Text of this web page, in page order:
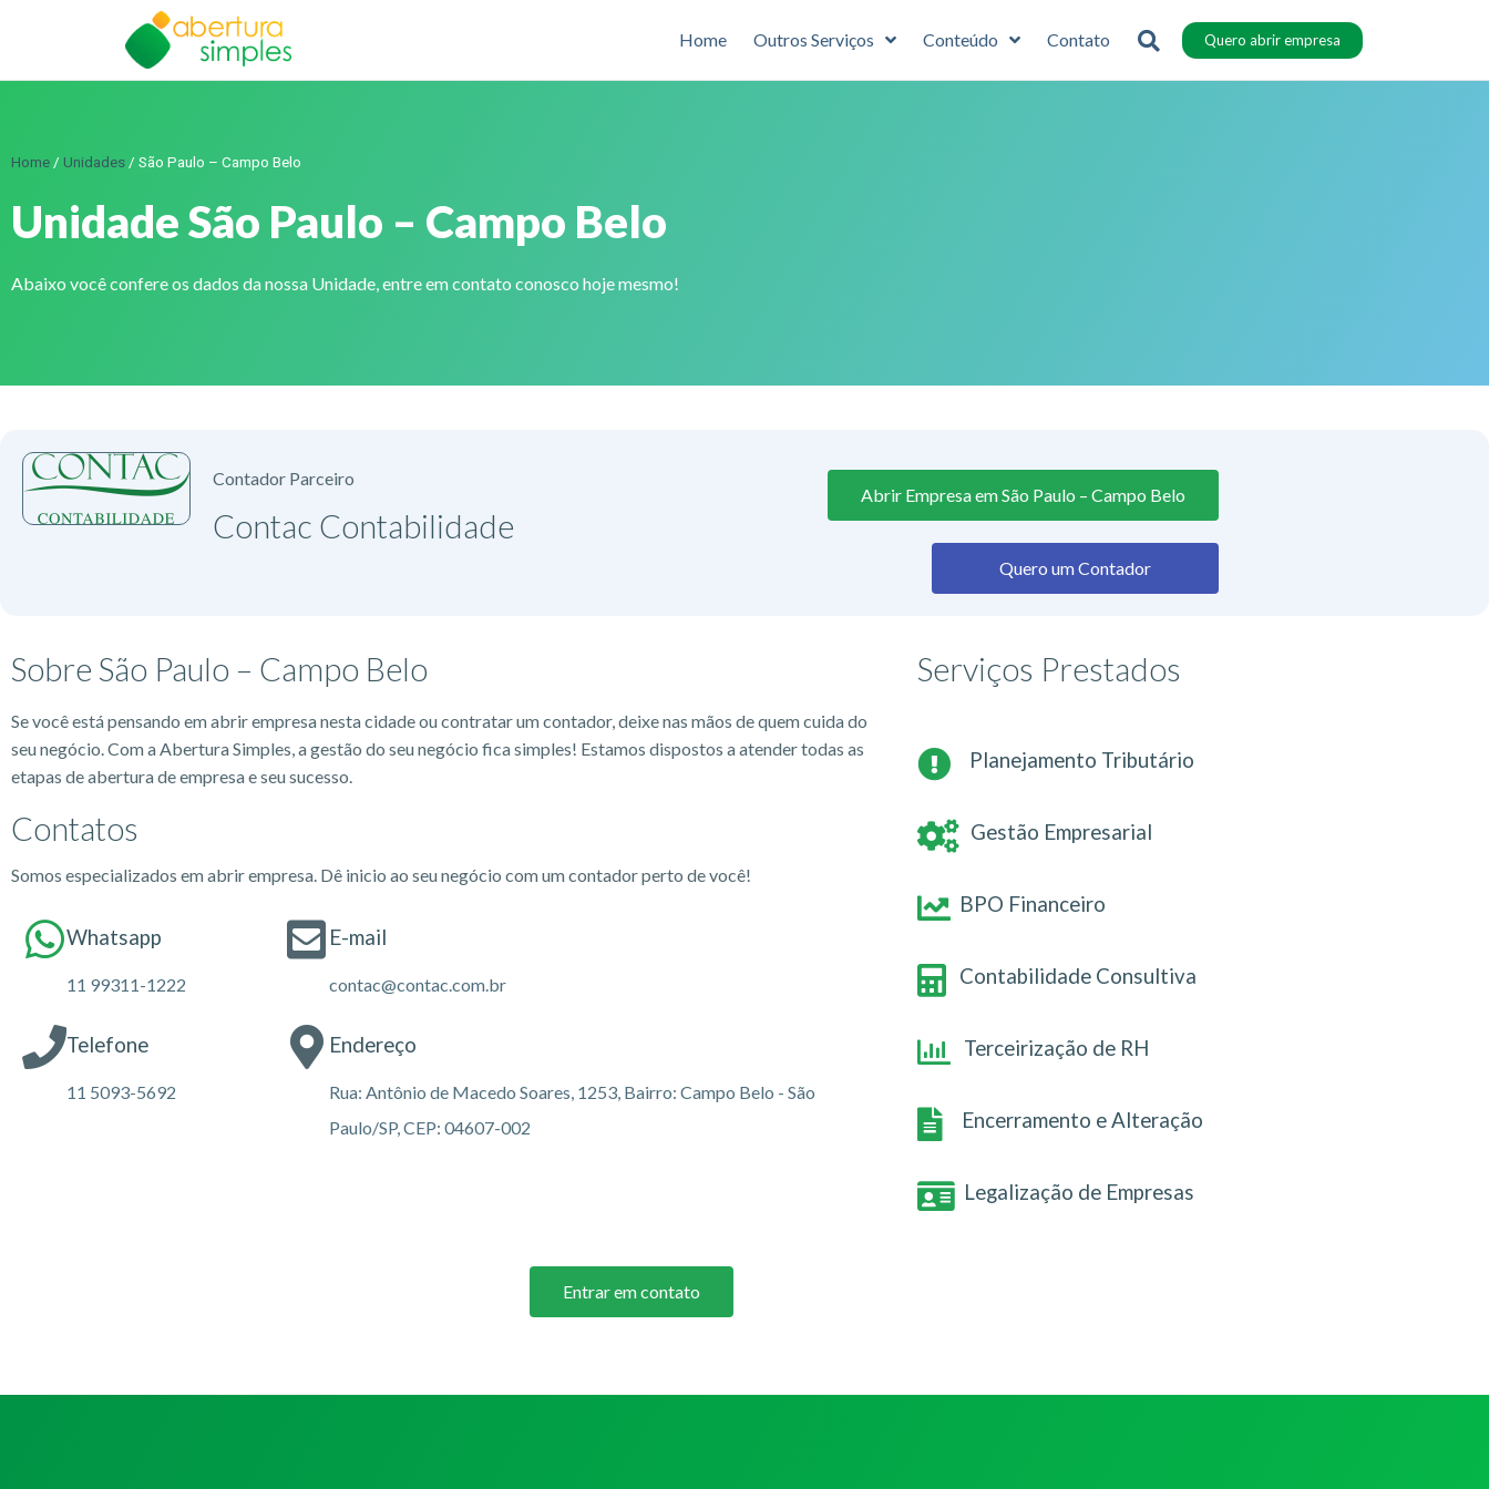
Home Outros Serviços Conteúdo Contato Quero abrir empresa
Home / Unidades / São Paulo – Campo Belo
Unidade São Paulo – Campo Belo
Abaixo você confere os dados da nossa Unidade, entre em contato conosco hoje mesmo!
Contador Parceiro
Contac Contabilidade
Abrir Empresa em São Paulo – Campo Belo
Quero um Contador
Sobre São Paulo – Campo Belo
Se você está pensando em abrir empresa nesta cidade ou contratar um contador, deixe nas mãos de quem cuida do
seu negócio. Com a Abertura Simples, a gestão do seu negócio fica simples! Estamos dispostos a atender todas as
etapas de abertura de empresa e seu sucesso.
Contatos
Somos especializados em abrir empresa. Dê inicio ao seu negócio com um contador perto de você!
Whatsapp
11 99311-1222
Telefone
11 5093-5692
E-mail
contac@contac.com.br
Endereço
Rua: Antônio de Macedo Soares, 1253, Bairro: Campo Belo - São
Paulo/SP, CEP: 04607-002
Serviços Prestados
Planejamento Tributário
Gestão Empresarial
BPO Financeiro
Contabilidade Consultiva
Terceirização de RH
Encerramento e Alteração
Legalização de Empresas
Entrar em contato